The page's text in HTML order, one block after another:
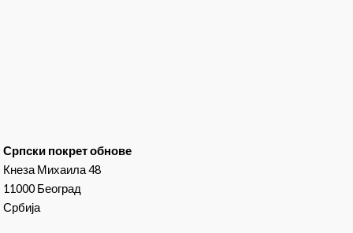
Српски покрет обнове
Кнеза Михаила 48
11000 Београд
Србија